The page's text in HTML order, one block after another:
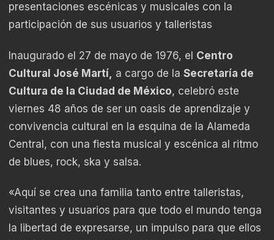
presentaciones escénicas y musicales con la
participación de sus usuarios y talleristas
Inaugurado el 27 de mayo de 1976, el Centro
Cultural José Martí, a cargo de la Secretaría de
Cultura de la Ciudad de México, celebró este
viernes 48 años de ser un oasis de aprendizaje y
convivencia cultural en la esquina de la Alameda
Central, con una fiesta musical y escénica al ritmo
de blues, rock, ska y salsa.
«Aquí se crea una familia tanto entre talleristas,
visitantes y usuarios para que todo el mundo tenga
la libertad de expresarse, un impulso para que ellos